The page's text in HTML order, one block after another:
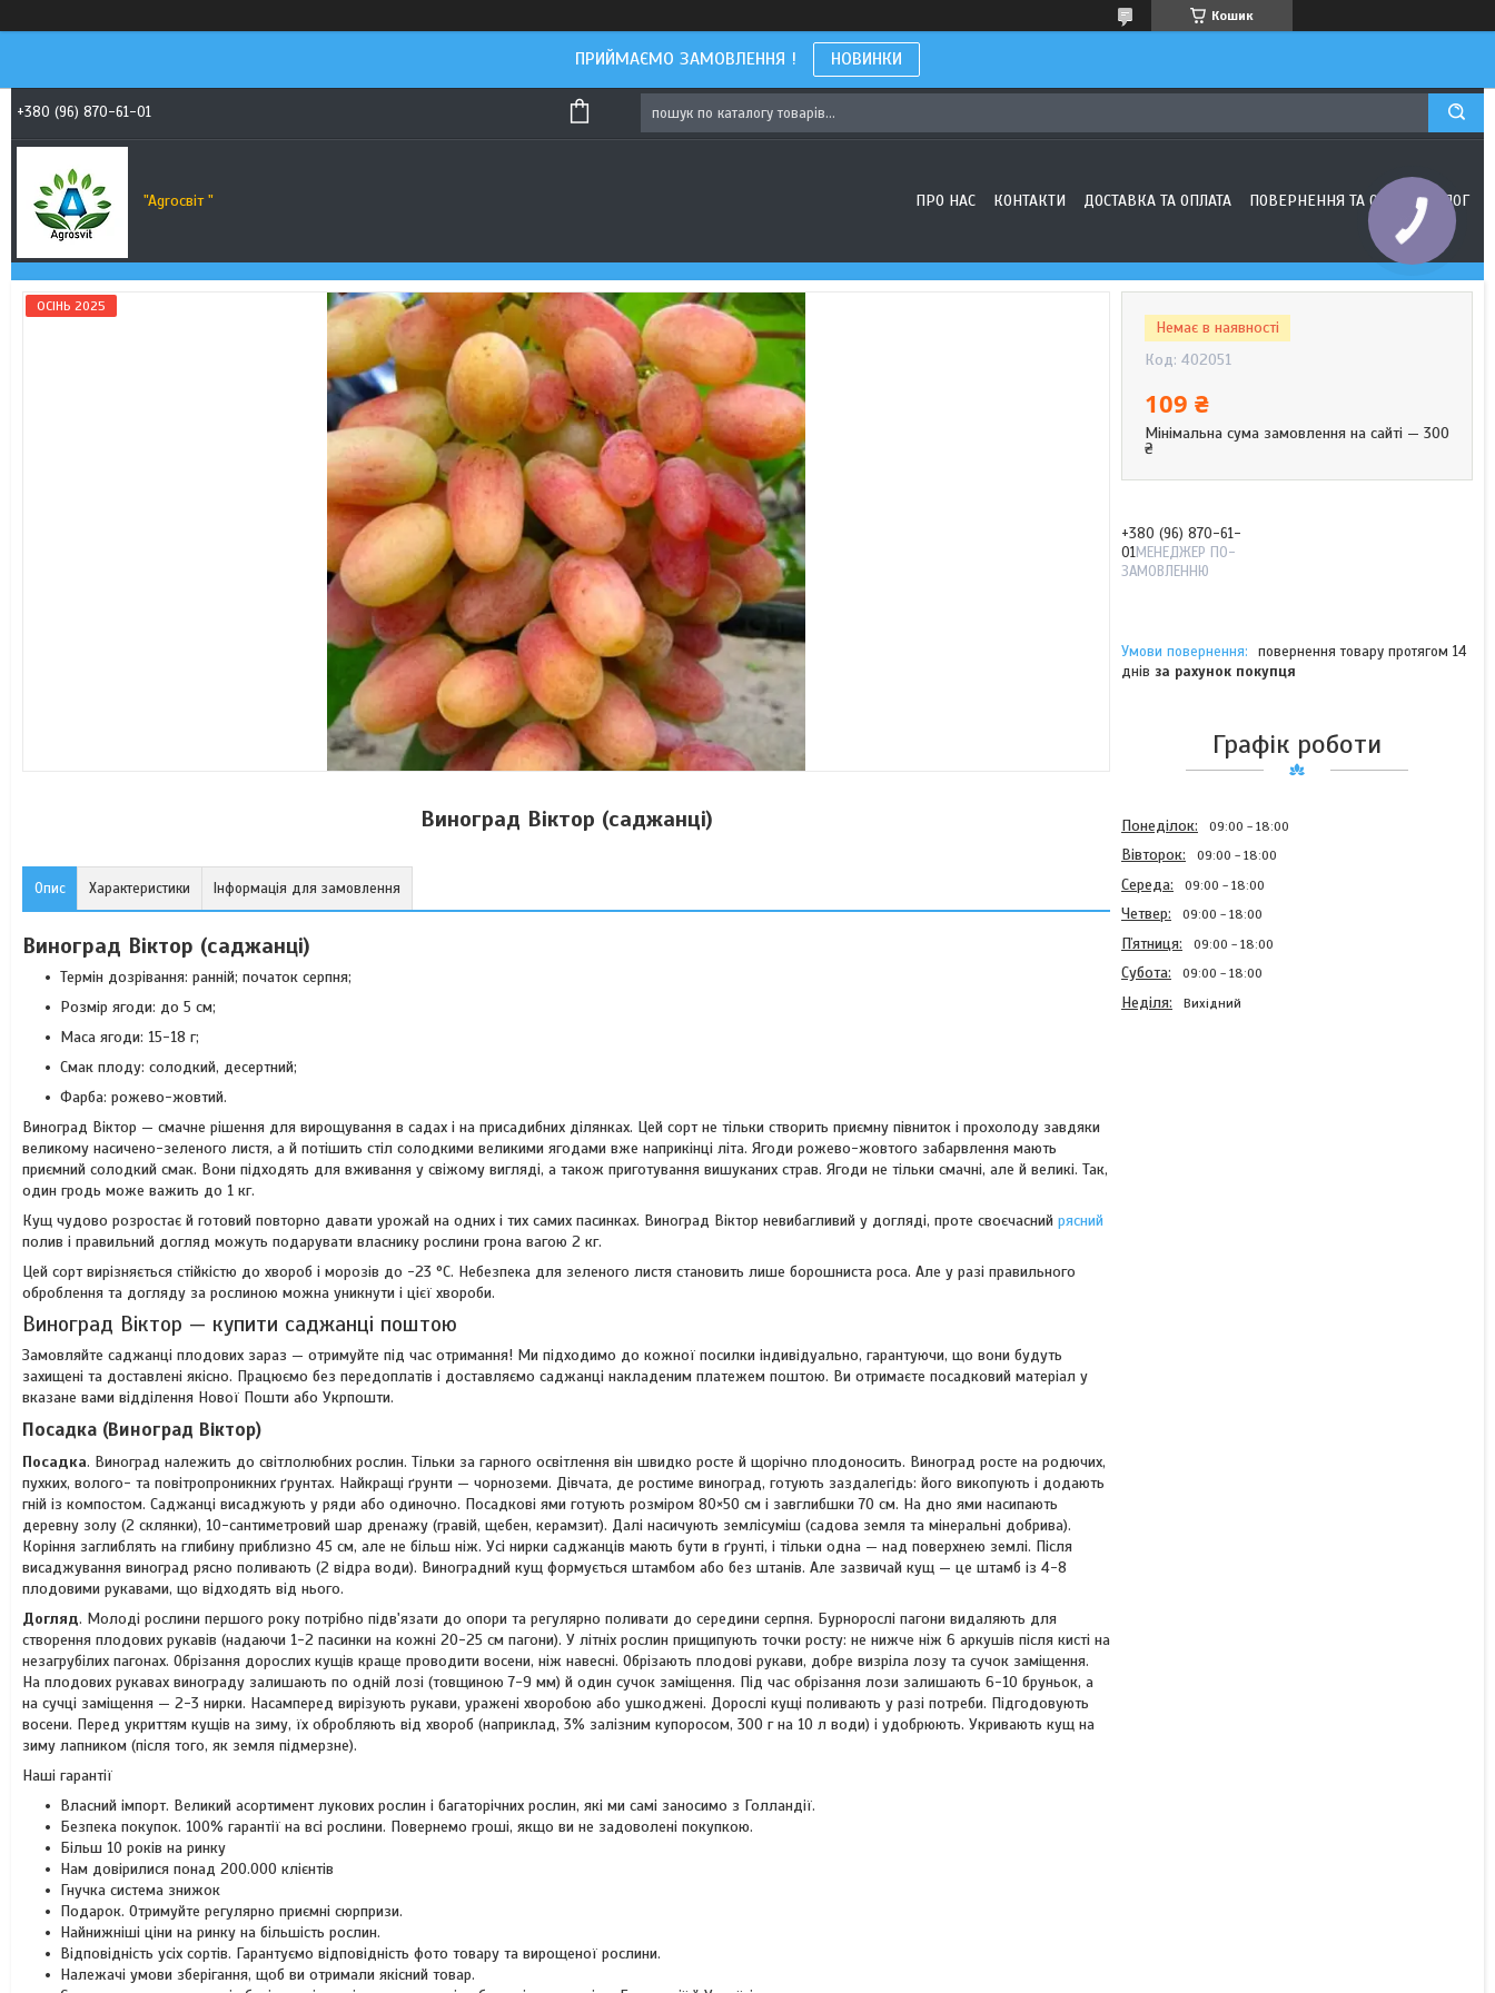
Кошик
ПРИЙМАЄМО ЗАМОВЛЕННЯ ! НОВИНКИ
+380 (96) 870-61-01
"Agroсвiт " ПРО НАС КОНТАКТИ ДОСТАВКА ТА ОПЛАТА ПОВЕРНЕННЯ ТА ОБМІН БЛОГ
ОСІНЬ 2025
Виноград Віктор (саджанці)
Опис Характеристики Інформація для замовлення
Виноград Віктор (саджанці)
Термін дозрівання: ранній; початок серпня;
Розмір ягоди: до 5 см;
Маса ягоди: 15-18 г;
Смак плоду: солодкий, десертний;
Фарба: рожево-жовтий.
Виноград Віктор — смачне рішення для вирощування в садах і на присадибних ділянках. Цей сорт не тільки створить приємну півниток і прохолоду завдяки
великому насичено-зеленого листя, а й потішить стіл солодкими великими ягодами вже наприкінці літа. Ягоди рожево-жовтого забарвлення мають
приємний солодкий смак. Вони підходять для вживання у свіжому вигляді, а також приготування вишуканих страв. Ягоди не тільки смачні, але й великі. Так,
один гродь може важить до 1 кг.
Кущ чудово розростає й готовий повторно давати урожай на одних і тих самих пасинках. Виноград Віктор невибагливий у догляді, проте своєчасний рясний
полив і правильний догляд можуть подарувати власнику рослини грона вагою 2 кг.
Цей сорт вирізняється стійкістю до хвороб і морозів до -23 °C. Небезпека для зеленого листя становить лише борошниста роса. Але у разі правильного
оброблення та догляду за рослиною можна уникнути і цієї хвороби.
Виноград Віктор — купити саджанці поштою
Замовляйте саджанці плодових зараз — отримуйте під час отримання! Ми підходимо до кожної посилки індивідуально, гарантуючи, що вони будуть
захищені та доставлені якісно. Працюємо без передоплатів і доставляємо саджанці накладеним платежем поштою. Ви отримаєте посадковий матеріал у
вказане вами відділення Нової Пошти або Укрпошти.
Посадка (Виноград Віктор)
Посадка. Виноград належить до світлолюбних рослин. Тільки за гарного освітлення він швидко росте й щорічно плодоносить. Виноград росте на родючих,
пухких, волого- та повітропроникних ґрунтах. Найкращі ґрунти — чорноземи. Дівчата, де ростиме виноград, готують заздалегідь: його викопують і додають
гній із компостом. Саджанці висаджують у ряди або одиночно. Посадкові ями готують розміром 80×50 см і завглибшки 70 см. На дно ями насипають
деревну золу (2 склянки), 10-сантиметровий шар дренажу (гравій, щебен, керамзит). Далі насичують землісуміш (садова земля та мінеральні добрива).
Коріння заглиблять на глибину приблизно 45 см, але не більш ніж. Усі нирки саджанців мають бути в ґрунті, і тільки одна — над поверхнею землі. Після
висаджування виноград рясно поливають (2 відра води). Виноградний кущ формується штамбом або без штанів. Але зазвичай кущ — це штамб із 4-8
плодовими рукавами, що відходять від нього.
Догляд. Молоді рослини першого року потрібно підв'язати до опори та регулярно поливати до середини серпня. Бурнорослі пагони видаляють для
створення плодових рукавів (надаючи 1-2 пасинки на кожні 20-25 см пагони). У літніх рослин прищипують точки росту: не нижче ніж 6 аркушів після кисті на
незагрубілих пагонах. Обрізання дорослих кущів краще проводити восени, ніж навесні. Обрізають плодові рукави, добре визріла лозу та сучок заміщення.
На плодових рукавах винограду залишають по одній лозі (товщиною 7-9 мм) й один сучок заміщення. Під час обрізання лози залишають 6-10 бруньок, а
на сучці заміщення — 2-3 нирки. Насамперед вирізують рукави, уражені хворобою або ушкоджені. Дорослі кущі поливають у разі потреби. Підгодовують
восени. Перед укриттям кущів на зиму, їх обробляють від хвороб (наприклад, 3% залізним купоросом, 300 г на 10 л води) і удобрюють. Укривають кущ на
зиму лапником (після того, як земля підмерзне).
Наші гарантії
Власний імпорт. Великий асортимент лукових рослин і багаторічних рослин, які ми самі заносимо з Голландії.
Безпека покупок. 100% гарантії на всі рослини. Повернемо гроші, якщо ви не задоволені покупкою.
Більш 10 років на ринку
Нам довірилися понад 200.000 клієнтів
Гнучка система знижок
Подарок. Отримуйте регулярно приємні сюрпризи.
Найнижніші ціни на ринку на більшість рослин.
Відповідність усіх сортів. Гарантуємо відповідність фото товару та вирощеної рослини.
Належачі умови зберігання, щоб ви отримали якісний товар.
Немає в наявності
Код: 402051
109 ₴
Мінімальна сума замовлення на сайті — 300
₴
+380 (96) 870-61-
01МЕНЕДЖЕР ПО-
ЗАМОВЛЕННЮ
повернення товару протягом 14
днів за рахунок покупця
Графік роботи
Понеділок 09:00 18:00
Вівторок 09:00 18:00
Середа 09:00 18:00
Четвер 09:00 18:00
Пʼятниця 09:00 18:00
Субота 09:00 18:00
Неділя Вихідний